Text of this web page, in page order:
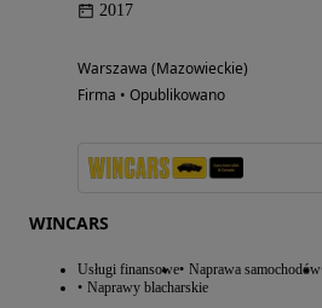
2017
Warszawa (Mazowieckie)
Firma • Opublikowano
WINCARS
Usługi finansowe Naprawa samochodów
Naprawy blacharskie